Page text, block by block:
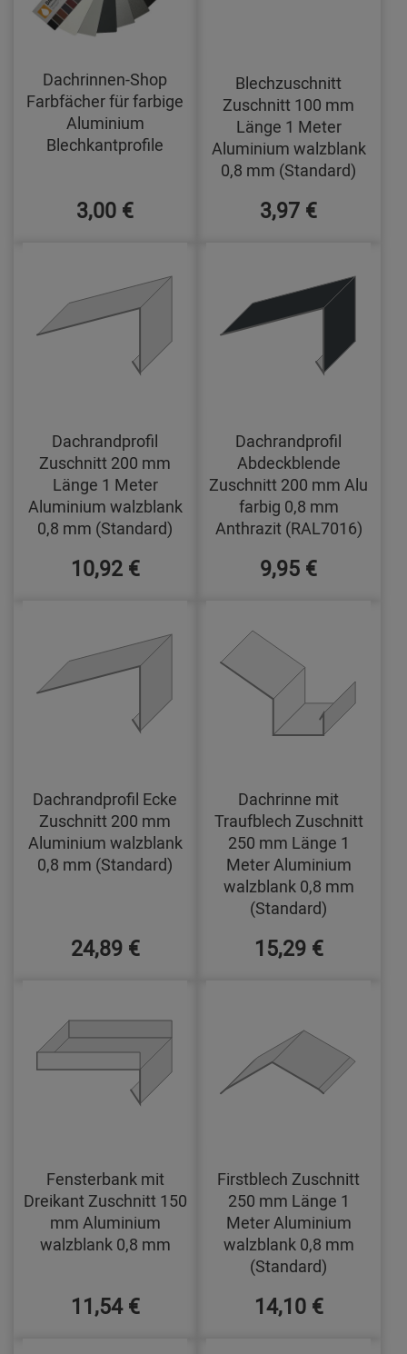
Dachrinnen-Shop
Farbfächer für farbige
Aluminium
Blechkantprofile
3,00 €
Blechzuschnitt
Zuschnitt 100 mm
Länge 1 Meter
Aluminium walzblank
0,8 mm (Standard)
3,97 €
Dachrandprofil
Zuschnitt 200 mm
Länge 1 Meter
Aluminium walzblank
0,8 mm (Standard)
10,92 €
Dachrandprofil
Abdeckblende
Zuschnitt 200 mm Alu
farbig 0,8 mm
Anthrazit (RAL7016)
9,95 €
Dachrandprofil Ecke
Zuschnitt 200 mm
Aluminium walzblank
0,8 mm (Standard)
24,89 €
Dachrinne mit
Traufblech Zuschnitt
250 mm Länge 1
Meter Aluminium
walzblank 0,8 mm
(Standard)
15,29 €
Fensterbank mit
Dreikant Zuschnitt 150
mm Aluminium
walzblank 0,8 mm
11,54 €
Firstblech Zuschnitt
250 mm Länge 1
Meter Aluminium
walzblank 0,8 mm
(Standard)
14,10 €